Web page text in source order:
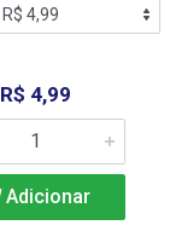
R$ 4,99
Adicionar